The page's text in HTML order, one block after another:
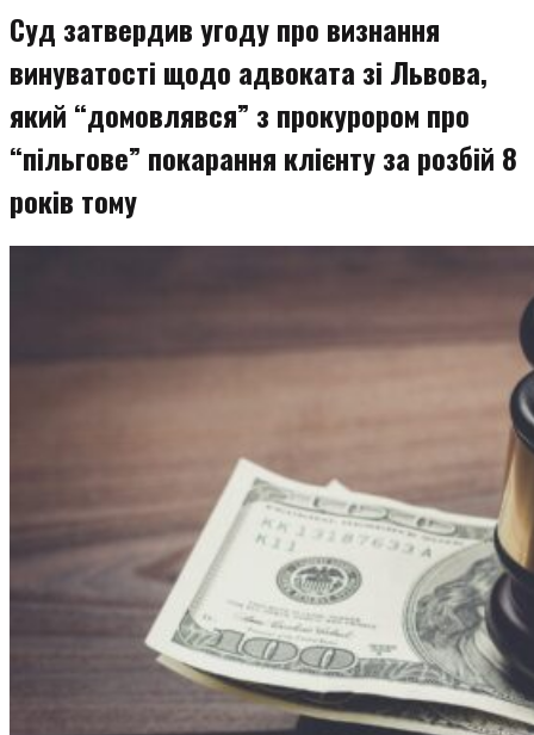
Суд затвердив угоду про визнання
винуватості щодо адвоката зі Львова,
який “домовлявся” з прокурором про
“пільгове” покарання клієнту за розбій 8
років тому